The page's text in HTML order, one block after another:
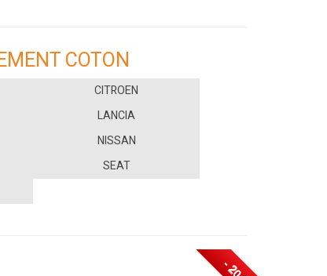
COTON
CITROEN
LANCIA
NISSAN
SEAT